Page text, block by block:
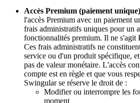
Accès Premium (paiement
l'accès Premium avec un paiement
frais administratifs uniques pour un
fonctionnalités premium. Il ne s'agit
Ces frais administratifs ne
service ou d'un produit spécifique,
pas de valeur monétaire. L'accès
compte est en règle et que vous
Swingular se réserve le droit de :
Modifier ou interrompre les
moment